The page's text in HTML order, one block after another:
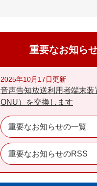
重要なお知ら
2025年10月17日更新
音声告知放送利用者端末装
ONU）を交換します
重要なお知らせの一覧
重要なお知らせのRSS